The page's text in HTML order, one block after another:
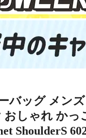
バッグ メン
おしゃれ か
ShoulderS